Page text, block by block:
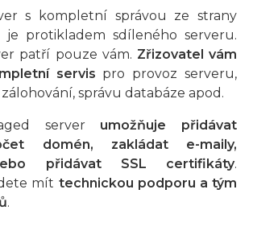
s kompletní správou ze strany
je protikladem sdíleného serveru.
patří pouze vám. Zřizovatel vám
servis pro provoz serveru,
správu databáze apod.
server umožňuje přidávat
domén, zakládat e-maily,
přidávat SSL certifikáty.
mít technickou podporu a tým
.